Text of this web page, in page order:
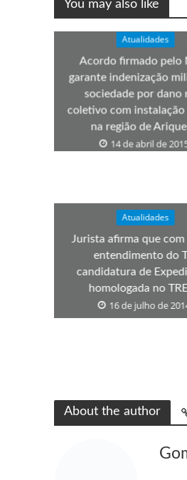
You may also like
Atualidades
Acordo firmado pelo
garante indenização
sociedade por dano
coletivo com instalação
na região de
14 de abril de
Atualidades
Jurista afirma que com
entendimento do
candidatura de
homologada no
16 de julho de
About the author